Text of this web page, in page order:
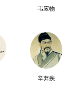
韦应物
辛弃疾